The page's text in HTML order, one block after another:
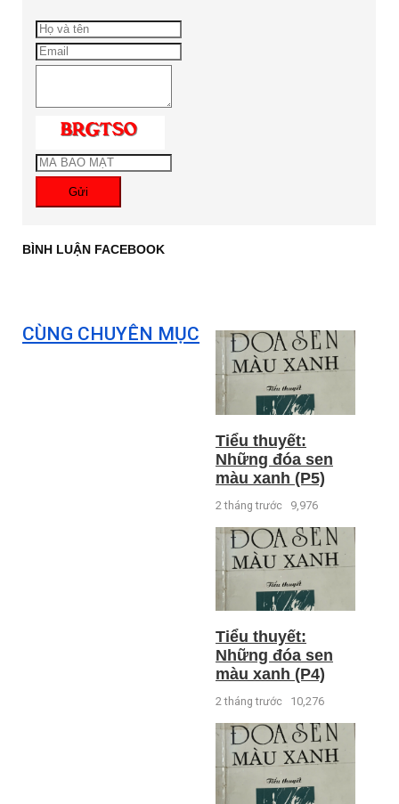
Gửi
BÌNH LUẬN FACEBOOK
CÙNG CHUYÊN MỤC
Tiểu thuyết:
Những đóa sen
màu xanh (P5)
2 tháng trước 9,976
Tiểu thuyết:
Những đóa sen
màu xanh (P4)
2 tháng trước 10,276